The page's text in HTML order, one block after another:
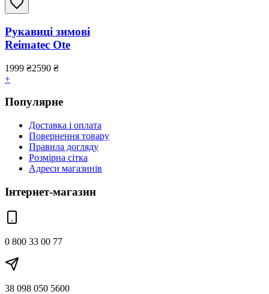
Рукавиці зимові
Reimatec Ote
1999 ₴2590 ₴
+
Популярне
Доставка і оплата
Повернення товару
Правила догляду
Розмірна сітка
Адреси магазинів
Інтернет-магазин
0 800 33 00 77
38 098 050 5600